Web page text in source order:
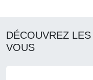
DÉCOUVREZ
VOUS